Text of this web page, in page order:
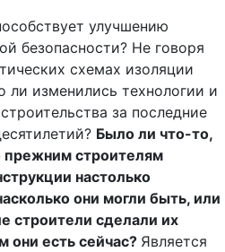
улучшению
безопасности? Не говоря
схемах изоляции
ли изменились технологии и
за последние
Было ли что-то,
прежним строителям
настолько
они могли быть, или
строители сделали их
они есть сейчас? Является